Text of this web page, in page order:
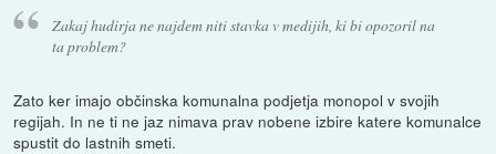
Zakaj hudirja ne najdem niti stavka v medijih, ki bi opozoril na
ta problem?
Zato ker imajo občinska komunalna podjetja monopol v svojih
regijah. In ne ti ne jaz nimava prav nobene izbire katere komunalce
spustit do lastnih smeti.